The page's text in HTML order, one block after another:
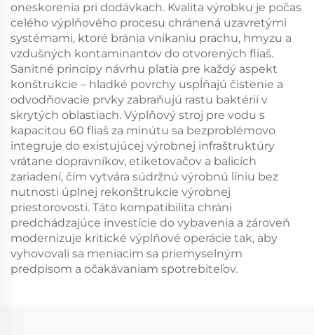
oneskorenia pri dodávkach. Kvalita výrobku je počas
celého výplňového procesu chránená uzavretými
systémami, ktoré bránia vnikaniu prachu, hmyzu a
vzdušných kontaminantov do otvorených fliaš.
Sanitné princípy návrhu platia pre každý aspekt
konštrukcie – hladké povrchy uspĺňajú čistenie a
odvodňovacie prvky zabraňujú rastu baktérií v
skrytých oblastiach. Výplňový stroj pre vodu s
kapacitou 60 fliaš za minútu sa bezproblémovo
integruje do existujúcej výrobnej infraštruktúry
vrátane dopravníkov, etiketovačov a balicích
zariadení, čím vytvára súdržnú výrobnú líniu bez
nutnosti úplnej rekonštrukcie výrobnej
priestorovosti. Táto kompatibilita chráni
predchádzajúce investície do vybavenia a zároveň
modernizuje kritické výplňové operácie tak, aby
vyhovovali sa meniacim sa priemyselným
predpisom a očakávaniam spotrebiteľov.